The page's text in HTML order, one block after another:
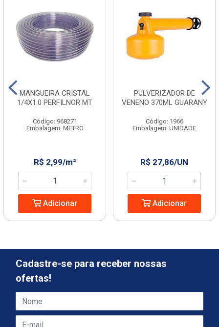
MANGUEIRA CRISTAL
1/4X1.0 PERFILNOR MT
Código: 968271
Embalagem: METRO
R$ 2,99/m²
Adicionar
PULVERIZADOR DE
VENENO 370ML GUARANY
Código: 1966
Embalagem: UNIDADE
R$ 27,86/UN
Adicionar
Cadastre-se para receber nossas
ofertas!